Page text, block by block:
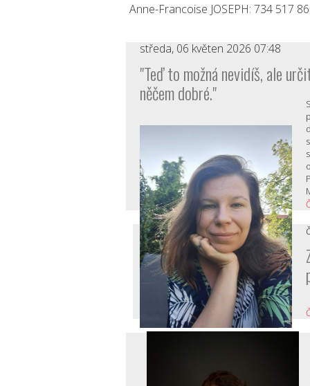
Anne-Francoise JOSEPH: 734 517
středa, 06 květen 2026 07:48
"Teď to možná nevidíš, ale
něčem dobré."